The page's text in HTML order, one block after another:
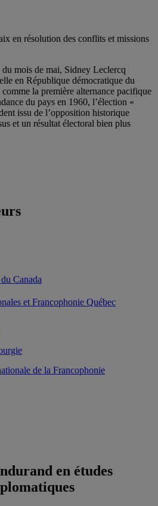
en résolution des conflits et missions
mois de mai, Sidney Leclercq
en République démocratique du
la première alternance pacifique
du pays en 1960, l’élection «
issu de l’opposition historique
et un résultat électoral bien plus
en études